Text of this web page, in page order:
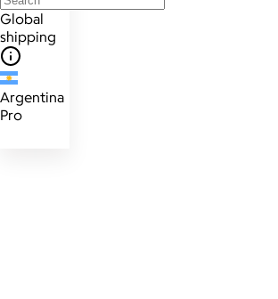
Global
shipping
Argentina
Pro